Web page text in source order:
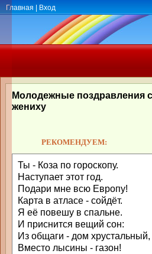
Главная Вход
Молодежные поздравления
жениху
РЕКОМЕНДУЕМ:
Ты - Коза по гороскопу.
Наступает этот год.
Подари мне всю Европу!
Карта в атласе - сойдёт.
Я её повешу в спальне.
И приснится вещий сон:
Из общаги - дом хрустальный,
Вместо лысины - газон!